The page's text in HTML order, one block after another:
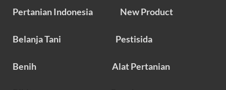
Pertanian Indonesia New Product
Belanja Tani Pestisida
Benih Alat Pertanian